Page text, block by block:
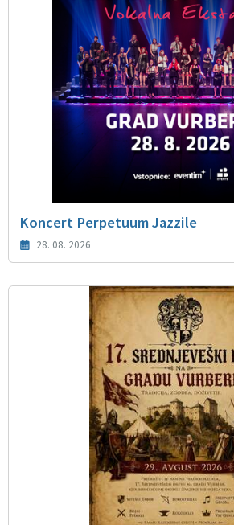
Koncert Perpetuum Jazzile
28. 08. 2026